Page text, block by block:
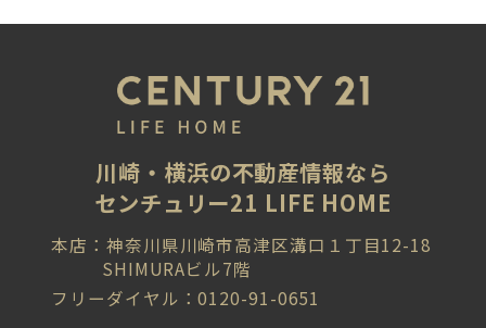
川崎・横浜の不動産情報なら
センチュリー21 LIFE HOME
本店：神奈川県川崎市高津区溝口１丁目12-18
SHIMURAビル7階
フリーダイヤル：0120-91-0651